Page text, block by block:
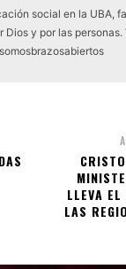
social en la UBA,
Dios y por las personas.
LLEVA
LAS